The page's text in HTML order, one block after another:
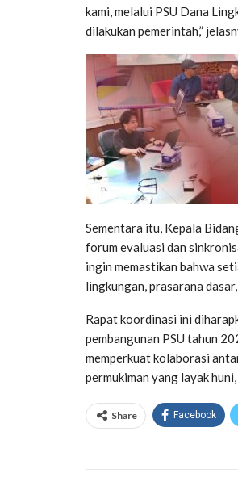
kami, melalui PSU Dana
dilakukan pemerintah,”
Sementara itu, Kepala
forum evaluasi dan
ingin memastikan bahwa
lingkungan, prasarana
Rapat koordinasi ini
pembangunan PSU tahun
memperkuat kolaborasi
permukiman yang layak
Share Facebook